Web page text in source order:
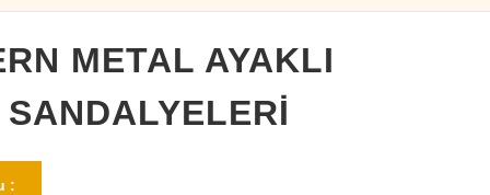
METAL AYAKLI
: